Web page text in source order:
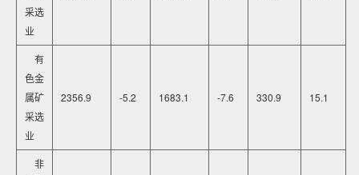
采选
业
有
色金
属矿
采选
业
2356.9 -5.2 1683.1 -7.6 330.9 15.1
非